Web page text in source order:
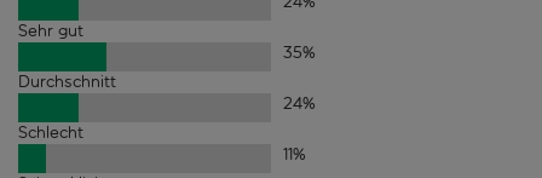
Sehr gut
35%
Durchschnitt
24%
Schlecht
11%